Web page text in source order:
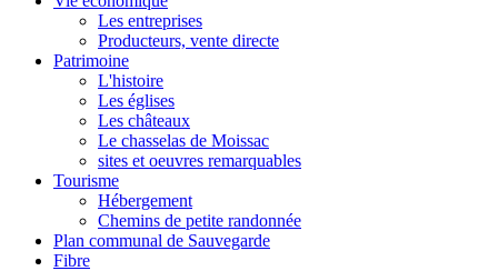
Les entreprises
Producteurs, vente directe
Patrimoine
L'histoire
Les églises
Les châteaux
Le chasselas de Moissac
sites et oeuvres remarquables
Tourisme
Hébergement
Chemins de petite randonnée
Plan communal de Sauvegarde
Fibre